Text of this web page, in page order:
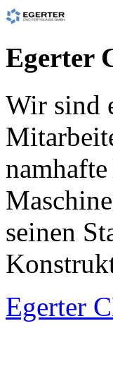
Egerter
Wir sind
seinen
Egerter